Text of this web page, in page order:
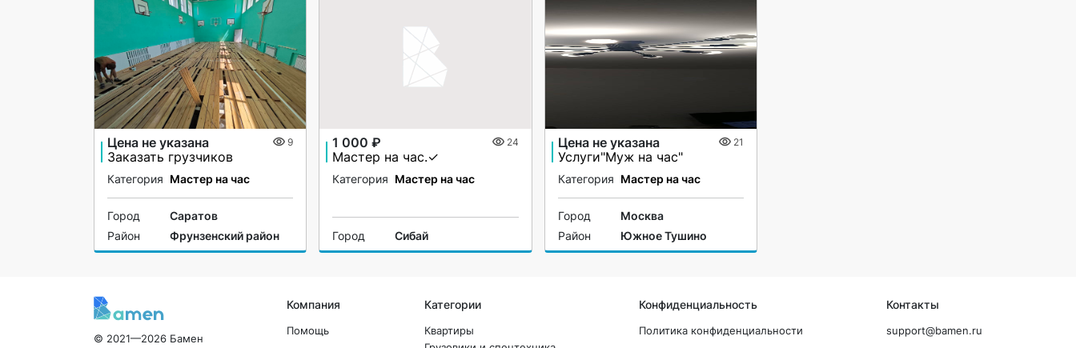
Цена не указана 9
Заказать грузчиков
Категория Мастер на час
Город
Саратов
Район
Фрунзенский район
1 000 ₽ 24
Мастер на час.✓
Категория Мастер на час
Город Сибай
Цена не указана 21
Услуги"Муж на час"
Категория Мастер на час
Город
Москва
Район
Южное Тушино
© 2021—2026 Бамен
Компания
Помощь
Категории
Квартиры
Конфиденциальность
Политика конфиденциальности
Контакты
support@bamen.ru